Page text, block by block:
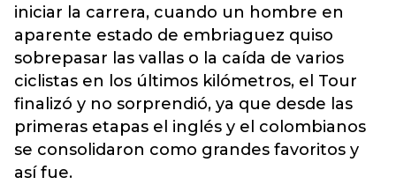
iniciar la carrera, cuando un hombre en
aparente estado de embriaguez quiso
sobrepasar las vallas o la caída de varios
ciclistas en los últimos kilómetros, el Tour
finalizó y no sorprendió, ya que desde las
primeras etapas el inglés y el colombianos
se consolidaron como grandes favoritos y
así fue.